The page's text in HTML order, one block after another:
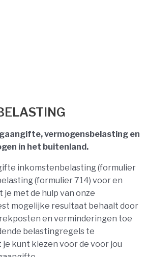
vermogensbelasting en
in het buitenland.
inkomstenbelasting (formulier
(formulier 714) voor en
je met de hulp van onze
mogelijke resultaat behaalt door
en verminderingen toe
belastingregels te
kunt kiezen voor de voor jou